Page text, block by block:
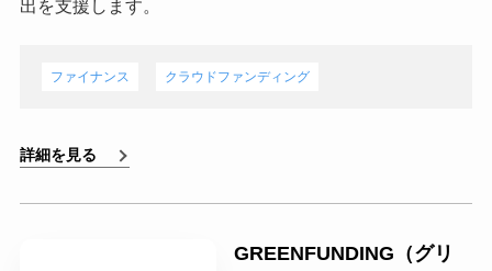
出を支援します。
ファイナンス クラウドファンディング
詳細を見る
GREENFUNDING（グリ